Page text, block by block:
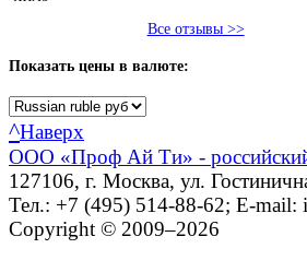
Все отзывы >>
Показать цены в валюте:
^Наверх
ООО «Проф Ай Ти» - российский
127106, г. Москва, ул.
Тел.: +7 (495) 514-88-62; E-mail:
Copyright © 2009–2026